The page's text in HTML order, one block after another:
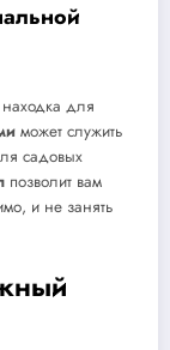
для
может служить
садовых
позволит вам
и не занять